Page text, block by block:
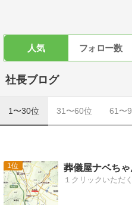
人気 フォロー数
社長ブログ
1〜30位 31〜60位 61〜
1 葬儀屋ナベち
１クリックいただ